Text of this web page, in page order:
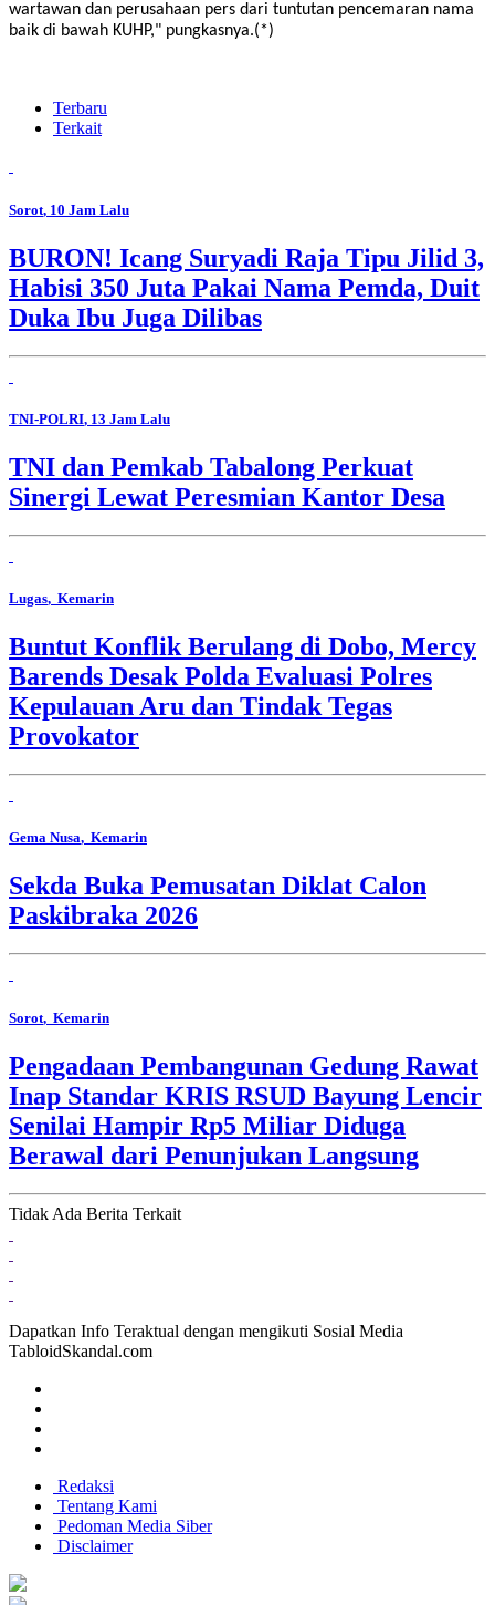
wartawan dan perusahaan pers dari tuntutan pencemaran nama
baik di bawah KUHP," pungkasnya.(*)
Terbaru
Terkait
Sorot, 10 Jam Lalu
BURON! Icang Suryadi Raja Tipu Jilid 3,
Habisi 350 Juta Pakai Nama Pemda, Duit
Duka Ibu Juga Dilibas
TNI-POLRI, 13 Jam Lalu
TNI dan Pemkab Tabalong Perkuat
Sinergi Lewat Peresmian Kantor Desa
Lugas, Kemarin
Buntut Konflik Berulang di Dobo, Mercy
Barends Desak Polda Evaluasi Polres
Kepulauan Aru dan Tindak Tegas
Provokator
Gema Nusa, Kemarin
Sekda Buka Pemusatan Diklat Calon
Paskibraka 2026
Sorot, Kemarin
Pengadaan Pembangunan Gedung Rawat
Inap Standar KRIS RSUD Bayung Lencir
Senilai Hampir Rp5 Miliar Diduga
Berawal dari Penunjukan Langsung
Tidak Ada Berita Terkait
Dapatkan Info Teraktual dengan mengikuti Sosial Media
TabloidSkandal.com
Redaksi
Tentang Kami
Pedoman Media Siber
Disclaimer